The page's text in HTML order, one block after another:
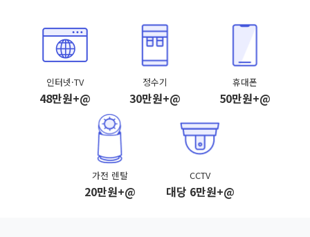
인터넷·TV
48만원+@
정수기
30만원+@
휴대폰
50만원+@
가전 렌탈
20만원+@
CCTV
대당 6만원+@